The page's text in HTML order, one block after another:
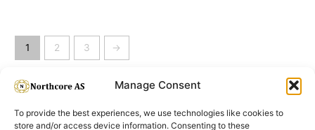
Manage Consent
To provide the best experiences, we use technologies like cookies to
store and/or access device information. Consenting to these
1 2 3 →